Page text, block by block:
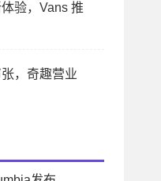
验，Vans 推
张，奇趣营业